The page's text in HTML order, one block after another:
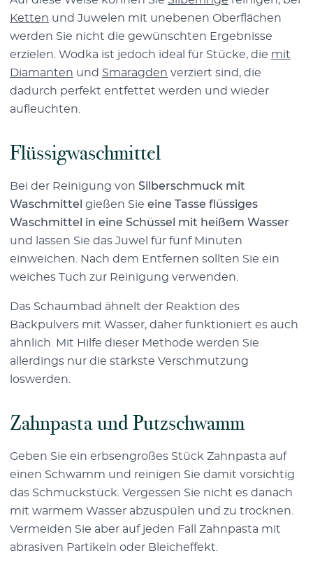
Ketten und Juwelen mit unebenen Oberflächen
werden Sie nicht die gewünschten Ergebnisse
erzielen. Wodka ist jedoch ideal für Stücke, die mit
Diamanten und Smaragden verziert sind, die
dadurch perfekt entfettet werden und wieder
aufleuchten.
Flüssigwaschmittel
Bei der Reinigung von Silberschmuck mit
Waschmittel gießen Sie eine Tasse flüssiges
Waschmittel in eine Schüssel mit heißem Wasser
und lassen Sie das Juwel für fünf Minuten
einweichen. Nach dem Entfernen sollten Sie ein
weiches Tuch zur Reinigung verwenden.
Das Schaumbad ähnelt der Reaktion des
Backpulvers mit Wasser, daher funktioniert es auch
ähnlich. Mit Hilfe dieser Methode werden Sie
allerdings nur die stärkste Verschmutzung
loswerden.
Zahnpasta und Putzschwamm
Geben Sie ein erbsengroßes Stück Zahnpasta auf
einen Schwamm und reinigen Sie damit vorsichtig
das Schmuckstück. Vergessen Sie nicht es danach
mit warmem Wasser abzuspülen und zu trocknen.
Vermeiden Sie aber auf jeden Fall Zahnpasta mit
abrasiven Partikeln oder Bleicheffekt.